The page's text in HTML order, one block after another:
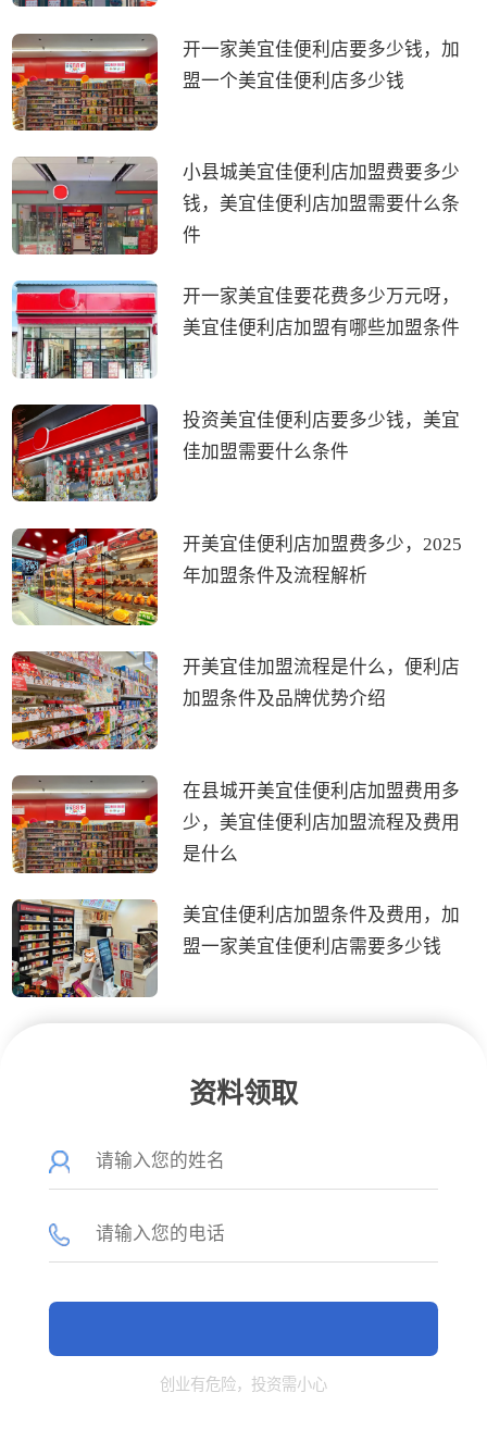
开一家美宜佳便利店要多少钱，加
盟一个美宜佳便利店多少钱
小县城美宜佳便利店加盟费要多少
钱，美宜佳便利店加盟需要什么条
件
开一家美宜佳要花费多少万元呀，
美宜佳便利店加盟有哪些加盟条件
投资美宜佳便利店要多少钱，美宜
佳加盟需要什么条件
开美宜佳便利店加盟费多少，2025
年加盟条件及流程解析
开美宜佳加盟流程是什么，便利店
加盟条件及品牌优势介绍
在县城开美宜佳便利店加盟费用多
少，美宜佳便利店加盟流程及费用
是什么
美宜佳便利店加盟条件及费用，加
盟一家美宜佳便利店需要多少钱
资料领取
创业有危险，投资需小心